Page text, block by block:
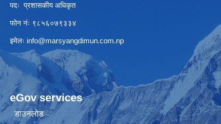
पदः प्रशासकीय अधिकृत
फोन नंः ९८५६०७९३३४
इमेलः info@marsyangdimun.com.np
eGov services
डाउनलोड